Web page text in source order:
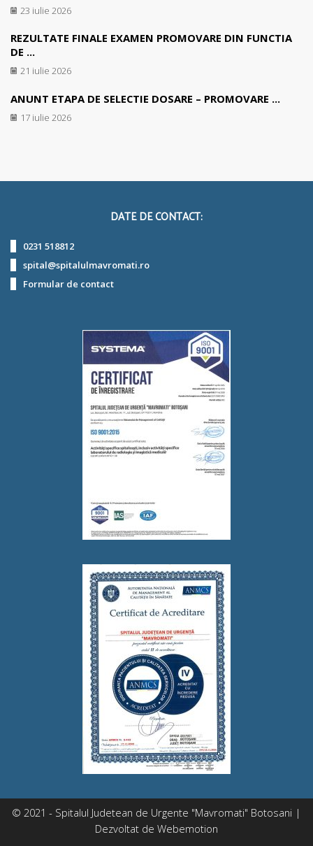
23 iulie 2026
REZULTATE FINALE EXAMEN PROMOVARE DIN FUNCTIA
DE ...
21 iulie 2026
ANUNT ETAPA DE SELECTIE DOSARE – PROMOVARE ...
17 iulie 2026
DATE DE CONTACT:
0231 518812
spital@spitalulmavromati.ro
Formular de contact
© 2021 - Spitalul Judetean de Urgente "Mavromati" Botosani |
Dezvoltat de Webemotion